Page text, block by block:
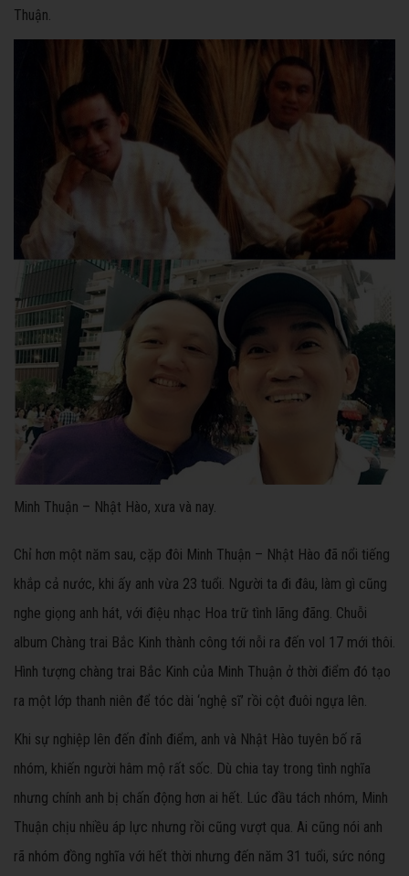
Thuận.
Minh Thuận – Nhật Hào, xưa và nay.
Chỉ hơn một năm sau, cặp đôi Minh Thuận – Nhật Hào đã nổi tiếng
khắp cả nước, khi ấy anh vừa 23 tuổi. Người ta đi đâu, làm gì cũng
nghe giọng anh hát, với điệu nhạc Hoa trữ tình lãng đãng. Chuỗi
album Chàng trai Bắc Kinh thành công tới nỗi ra đến vol 17 mới thôi.
Hình tượng chàng trai Bắc Kinh của Minh Thuận ở thời điểm đó tạo
ra một lớp thanh niên để tóc dài ‘nghệ sĩ’ rồi cột đuôi ngựa lên.
Khi sự nghiệp lên đến đỉnh điểm, anh và Nhật Hào tuyên bố rã
nhóm, khiến người hâm mộ rất sốc. Dù chia tay trong tình nghĩa
nhưng chính anh bị chấn động hơn ai hết. Lúc đầu tách nhóm, Minh
Thuận chịu nhiều áp lực nhưng rồi cũng vượt qua. Ai cũng nói anh
rã nhóm đồng nghĩa với hết thời nhưng đến năm 31 tuổi, sức nóng